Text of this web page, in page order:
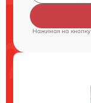
Нажимая на